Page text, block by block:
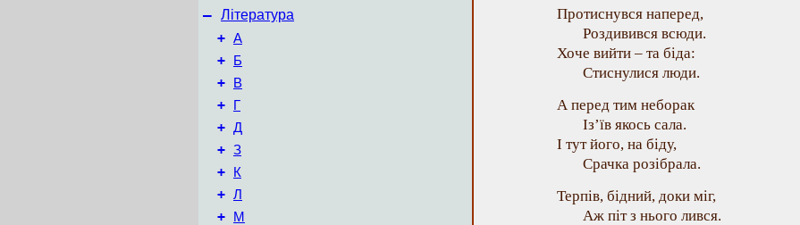
– Література
+ А
+ Б
+ В
+ Г
+ Д
+ З
+ К
+ Л
+ М
Протиснувся наперед,
Роздивився всюди.
Хоче вийти – та біда:
Стиснулися люди.
А перед тим неборак
Із’їв якось сала.
І тут його, на біду,
Срачка розібрала.
Терпів, бідний, доки міг,
Аж піт з нього лився.